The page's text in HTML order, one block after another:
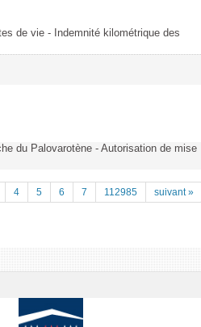
de vie - Indemnité kilométrique des
du Palovarotène - Autorisation de mise
4 5 6 7 112985 suivant »